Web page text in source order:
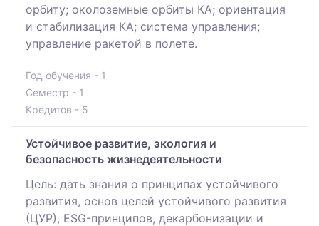
орбиту; околоземные орбиты КА; ориентация
и стабилизация КА; система управления;
управление ракетой в полете.
Год обучения - 1
Семестр - 1
Кредитов - 5
Устойчивое развитие, экология и
безопасность жизнедеятельности
Цель: дать знания о принципах устойчивого
развития, основ целей устойчивого развития
(ЦУР), ESG-принципов, декарбонизации и